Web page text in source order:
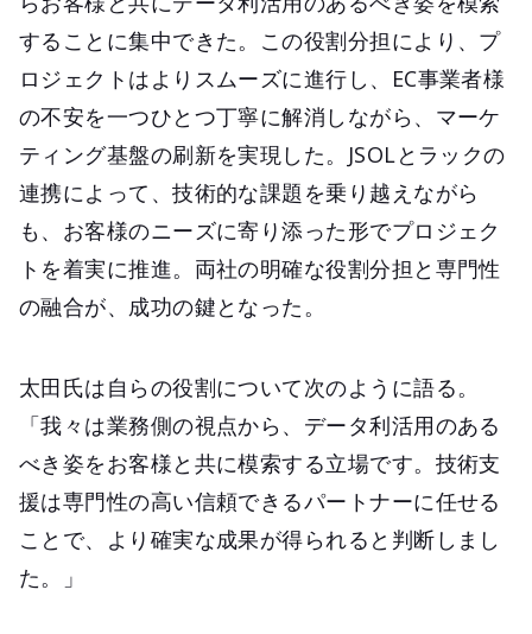
することに集中できた。この役割分担により、プ
ロジェクトはよりスムーズに進行し、EC事業者様
の不安を一つひとつ丁寧に解消しながら、マーケ
ティング基盤の刷新を実現した。JSOLとラックの
連携によって、技術的な課題を乗り越えながら
も、お客様のニーズに寄り添った形でプロジェク
トを着実に推進。両社の明確な役割分担と専門性
の融合が、成功の鍵となった。
太田氏は自らの役割について次のように語る。
「我々は業務側の視点から、データ利活用のある
べき姿をお客様と共に模索する立場です。技術支
援は専門性の高い信頼できるパートナーに任せる
ことで、より確実な成果が得られると判断しまし
た。」